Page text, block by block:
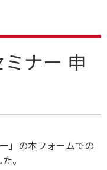
ミナー 申
」の本フォームでの
。